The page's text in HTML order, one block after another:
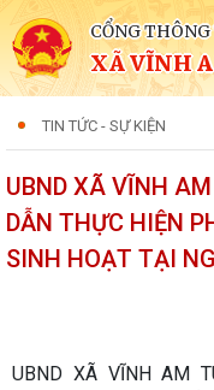
CỔNG
XÃ VĨNH
TIN TỨC - SỰ KIỆN
UBND XÃ VĨNH
DẪN THỰC HIỆN
SINH HOẠT TẠI
UBND XÃ VĨNH AM